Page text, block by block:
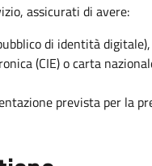
assicurati di avere:
di identità
(CIE) o carta
prevista per la